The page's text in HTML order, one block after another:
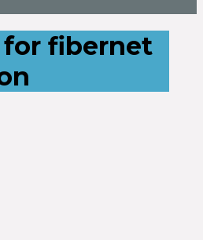
fibernet